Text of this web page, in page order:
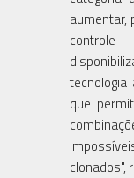
aumentar,
tecnologia
que
clonados",